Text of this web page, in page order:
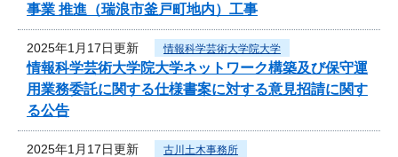
事業 推進（瑞浪市釜戸町地内）工事
2025年1月17日更新 情報科学芸術大学院大学
情報科学芸術大学院大学ネットワーク構築及び保守運
用業務委託に関する仕様書案に対する意見招請に関す
る公告
2025年1月17日更新 古川土木事務所